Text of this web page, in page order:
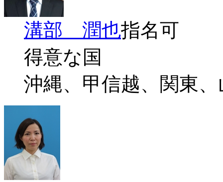
溝部 潤也指名可
得意な国
沖縄、甲信越、関東